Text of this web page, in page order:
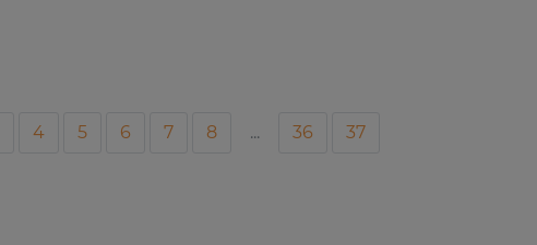
4 5 6 7 8 ... 36 37